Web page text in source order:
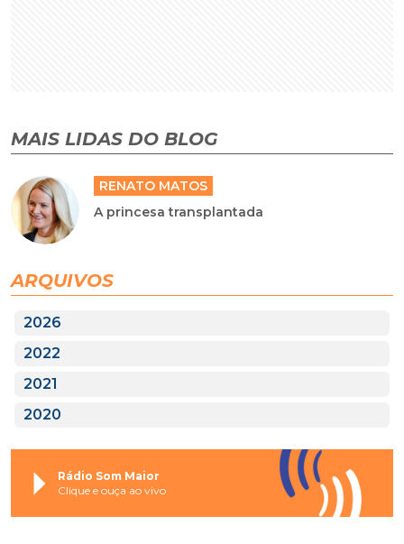
MAIS LIDAS DO BLOG
RENATO MATOS
A princesa transplantada
ARQUIVOS
2026
2022
2021
2020
Rádio Som Maior
Clique e ouça ao vivo